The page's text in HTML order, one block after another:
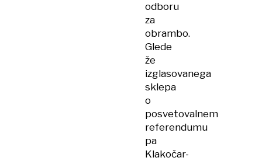
odboru
za
obrambo.
Glede
že
izglasovanega
sklepa
o
posvetovalnem
referendumu
pa
Klakočar-